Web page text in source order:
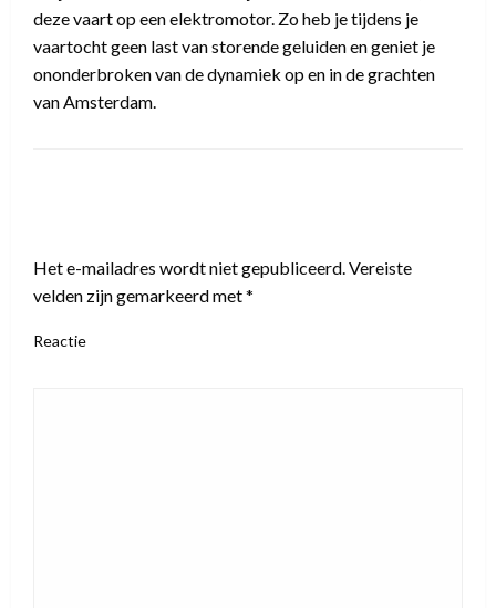
deze vaart op een elektromotor. Zo heb je tijdens je
vaartocht geen last van storende geluiden en geniet je
ononderbroken van de dynamiek op en in de grachten
van Amsterdam.
Het e-mailadres wordt niet gepubliceerd. Vereiste
velden zijn gemarkeerd met*
Reactie